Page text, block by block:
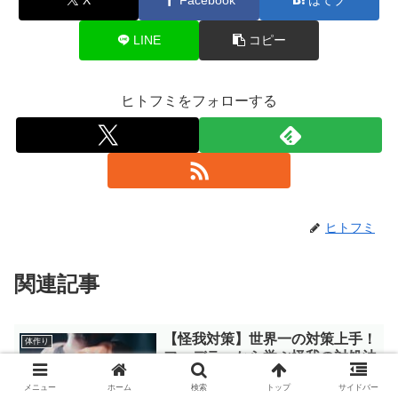
LINE コピー
ヒトフミをフォローする
ヒトフミ
関連記事
体作り
【怪我対策】世界一の対策上手！
フェデラーから学ぶ怪我の対処法
5つを紹介
メニュー ホーム 検索 トップ サイドバー